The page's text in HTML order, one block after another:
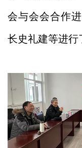
会与会会合作
长史礼建等进行